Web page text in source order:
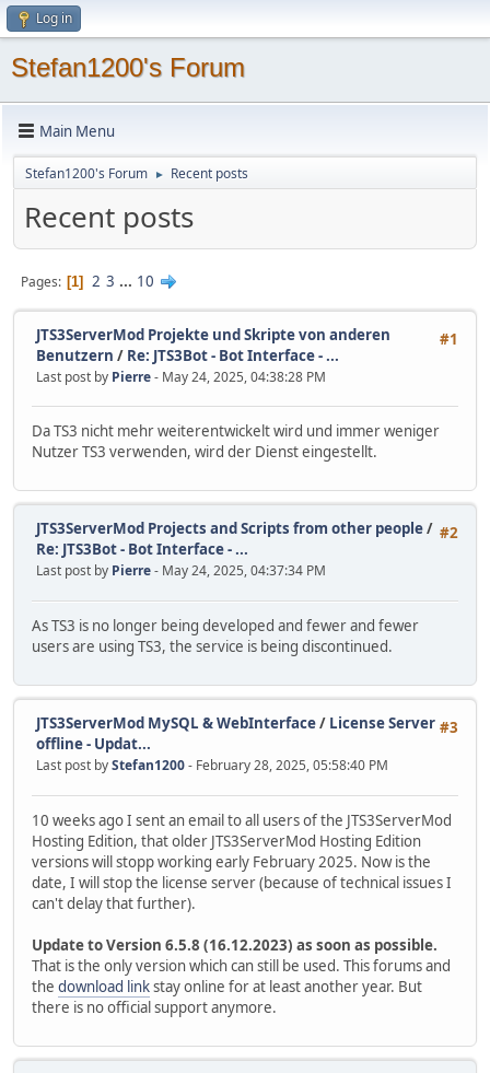
Log in
Stefan1200's Forum
Main Menu
Stefan1200's Forum ► Recent posts
Recent posts
Pages 1 2 3 ... 10
#1
JTS3ServerMod Projekte und Skripte von anderen
Benutzern / Re: JTS3Bot - Bot Interface - ...
Last post by Pierre- May 24, 2025, 04:38:28 PM
Da TS3 nicht mehr weiterentwickelt wird und immer weniger
Nutzer TS3 verwenden, wird der Dienst eingestellt.
#2
JTS3ServerMod Projects and Scripts from other people/
Re: JTS3Bot - Bot Interface - ...
Last post by Pierre- May 24, 2025, 04:37:34 PM
As TS3 is no longer being developed and fewer and fewer
users are using TS3, the service is being discontinued.
#3
JTS3ServerMod MySQL & WebInterface/ License Server
offline - Updat...
Last post byStefan1200- February 28, 2025, 05:58:40 PM
10 weeks ago I sent an email to all users of the JTS3ServerMod
Hosting Edition, that older JTS3ServerMod Hosting Edition
versions will stopp working early February 2025. Now is the
date, I will stop the license server (because of technical issues I
can't delay that further).
Update to Version 6.5.8 (16.12.2023) as soon as possible.
That is the only version which can still be used. This forums and
the download linkstay online for at least another year. But
there is no official support anymore.